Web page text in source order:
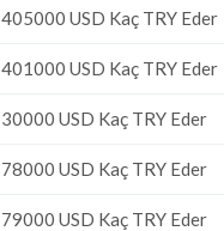
405000 USD Kaç TRY Eder
401000 USD Kaç TRY Eder
30000 USD Kaç TRY Eder
78000 USD Kaç TRY Eder
79000 USD Kaç TRY Eder